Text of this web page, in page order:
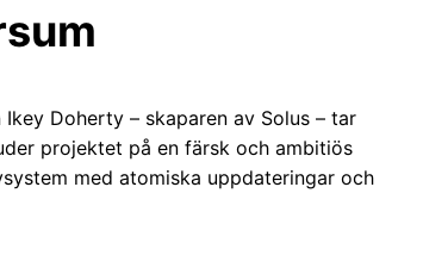
Doherty – skaparen av Solus – tar
projektet på en färsk och ambitiös
med atomiska uppdateringar och